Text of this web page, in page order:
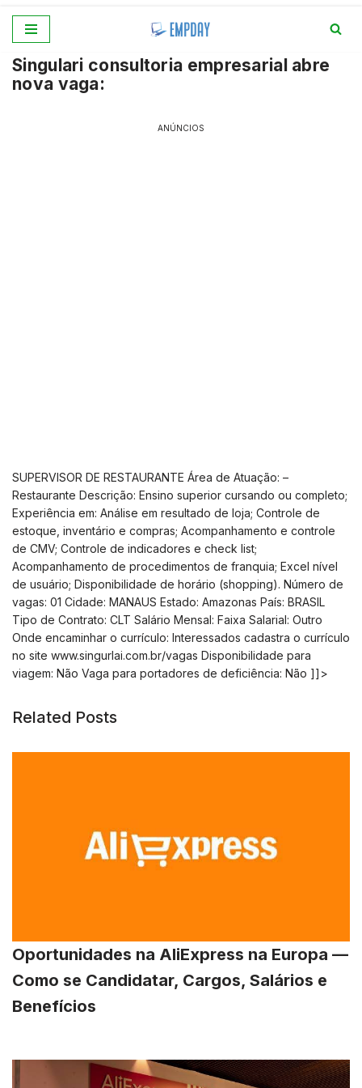
para
o
Singulari consultoria empresarial abre
nova vaga:
ANÚNCIOS
SUPERVISOR DE RESTAURANTE Área de Atuação: –
Restaurante Descrição: Ensino superior cursando ou completo;
Experiência em: Análise em resultado de loja; Controle de
estoque, inventário e compras; Acompanhamento e controle
de CMV; Controle de indicadores e check list;
Acompanhamento de procedimentos de franquia; Excel nível
de usuário; Disponibilidade de horário (shopping). Número de
vagas: 01 Cidade: MANAUS Estado: Amazonas País: BRASIL
Tipo de Contrato: CLT Salário Mensal: Faixa Salarial: Outro
Onde encaminhar o currículo: Interessados cadastra o currículo
no site www.singurlai.com.br/vagas Disponibilidade para
viagem: Não Vaga para portadores de deficiência: Não ]]>
Related Posts
Oportunidades na AliExpress na Europa —
Como se Candidatar, Cargos, Salários e
Benefícios